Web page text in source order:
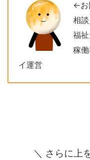
←お
相
福
稼
イ運営
＼ さらに上